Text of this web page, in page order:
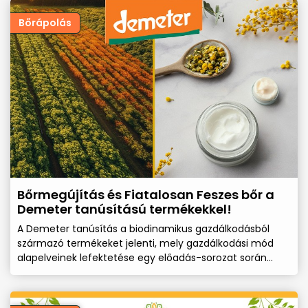
Bőrápolás
Bőrmegújítás és Fiatalosan Feszes bőr a
Demeter tanúsítású termékekkel!
A Demeter tanúsítás a biodinamikus gazdálkodásból
származó termékeket jelenti, mely gazdálkodási mód
alapelveinek lefektetése egy előadás-sorozat során
1924-ben történt, és Dr. Rudolf Steiner nevéhez fűződik.